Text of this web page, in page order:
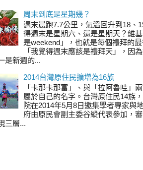
周末到底是星期幾？
週末晨跑7.7公里，氣溫回升到18、
得週末是星期六、還是星期天？維
是weekend」，也就是每個禮拜的
「我覺得週末應該是禮拜天」，因
是新週的...
2014台灣原住民擴增為16族
「卡那卡那富」、與「拉阿魯哇」
屬於自己的名字。台灣原住民14族
院在2014年5月8日邀集學者專家與
府由原民會副主委谷縱代表參加，
三層...